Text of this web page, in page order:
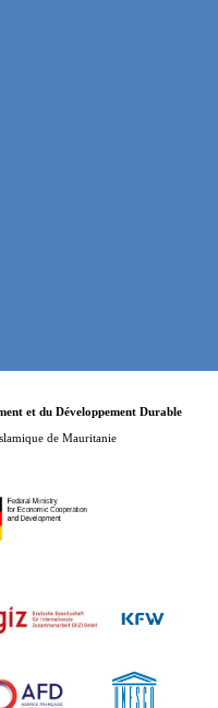
et du Développement Durable
de Mauritanie